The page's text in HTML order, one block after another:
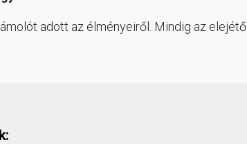
adott az élményeiről. Mindig az elejétől